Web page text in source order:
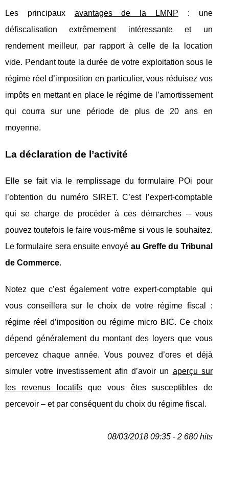
Les principaux avantages de la LMNP : une
défiscalisation extrêmement intéressante et un
rendement meilleur, par rapport à celle de la location
vide. Pendant toute la durée de votre exploitation sous le
régime réel d’imposition en particulier, vous réduisez vos
impôts en mettant en place le régime de l’amortissement
qui courra sur une période de plus de 20 ans en
moyenne.
La déclaration de l’activité
Elle se fait via le remplissage du formulaire POi pour
l’obtention du numéro SIRET. C’est l’expert-comptable
qui se charge de procéder à ces démarches – vous
pouvez toutefois le faire vous-même si vous le souhaitez.
Le formulaire sera ensuite envoyé au Greffe du Tribunal
de Commerce.
Notez que c’est également votre expert-comptable qui
vous conseillera sur le choix de votre régime fiscal :
régime réel d’imposition ou régime micro BIC. Ce choix
dépend généralement du montant des loyers que vous
percevez chaque année. Vous pouvez d’ores et déjà
simuler votre investissement afin d’avoir un aperçu sur
les revenus locatifsque vous êtes susceptibles de
percevoir – et par conséquent du choix du régime fiscal.
08/03/2018 09:35 - 2 680 hits